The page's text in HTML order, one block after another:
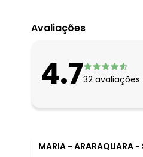
agosto/2026
maio/2026
abril/2026
fevereiro/2026
Avaliações
4.732 avaliações
MARIA - ARARAQUARA -